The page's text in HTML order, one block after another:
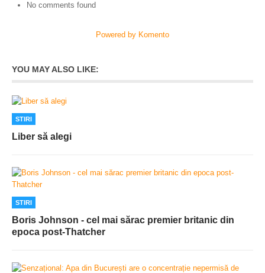
No comments found
Powered by Komento
YOU MAY ALSO LIKE:
STIRI
Liber să alegi
STIRI
Boris Johnson - cel mai sărac premier britanic din
epoca post-Thatcher